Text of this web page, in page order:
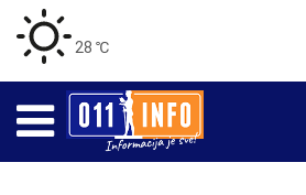
28 ℃